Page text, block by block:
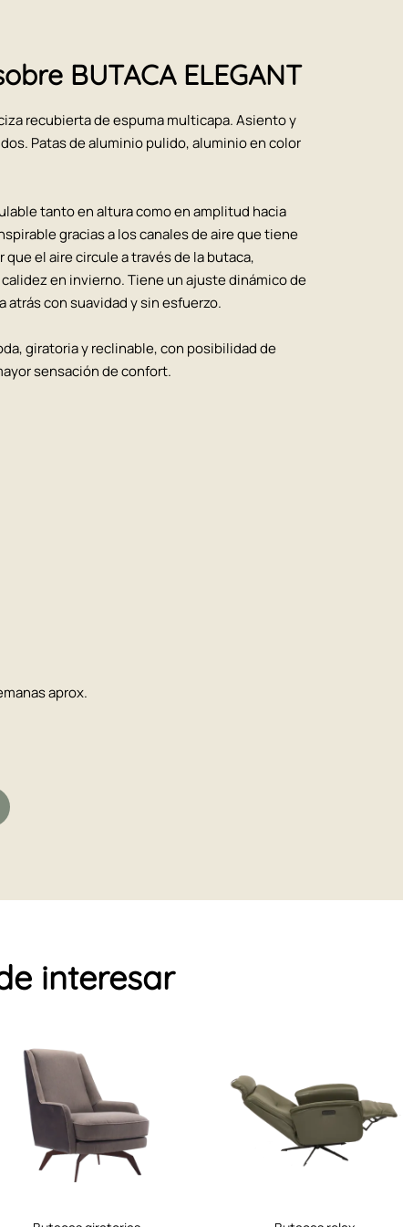
BUTACA ELEGANT
recubierta de espuma multicapa. Asiento y
Patas de aluminio pulido, aluminio en color
tanto en altura como en amplitud hacia
gracias a los canales de aire que tiene
el aire circule a través de la butaca,
en invierno. Tiene un ajuste dinámico de
atrás con suavidad y sin esfuerzo.
giratoria y reclinable, con posibilidad de
sensación de confort.
aprox.
interesar